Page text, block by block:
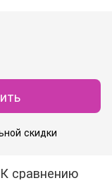
скидки
К сравнению